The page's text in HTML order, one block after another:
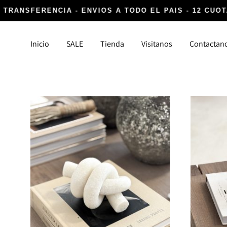
Inicio SALE Tienda
DECORACIÓN
Canastos y Fibras
Cocina, Lavanderia y Baño
Detalles infaltables
Iluminación
Vasijas y Floreros
TEXTIL
Para la
Visitanos
- ENVIOS A TODO EL PAIS - 12